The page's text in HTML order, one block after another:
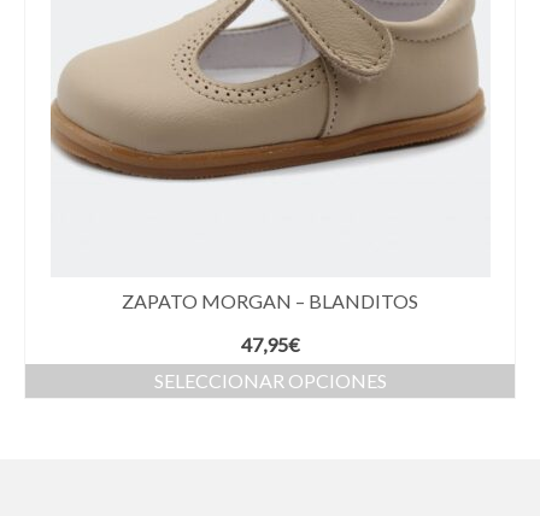
ZAPATO MORGAN – BLANDITOS
47,95€
SELECCIONAR OPCIONES